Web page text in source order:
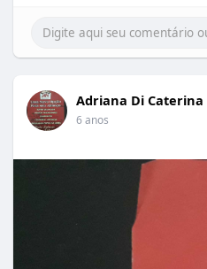
Adriana Di Caterina
6 anos